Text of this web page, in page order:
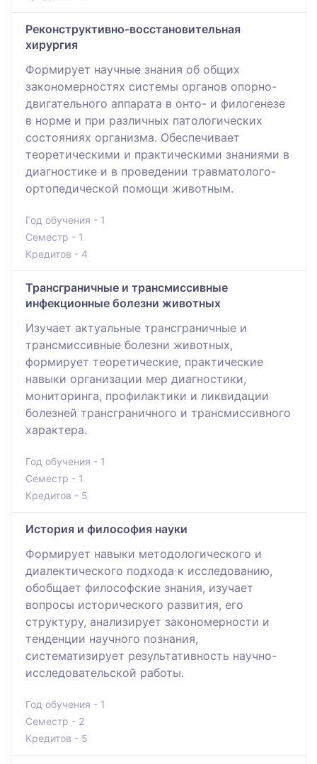
Реконструктивно-восстановительная
хирургия
Формирует научные знания об общих
закономерностях системы органов опорно-
двигательного аппарата в онто- и филогенезе
в норме и при различных патологических
состояниях организма. Обеспечивает
теоретическими и практическими знаниями в
диагностике и в проведении травматолого-
ортопедической помощи животным.
Год обучения - 1
Семестр - 1
Кредитов - 4
Трансграничные и трансмиссивные
инфекционные болезни животных
Изучает актуальные трансграничные и
трансмиссивные болезни животных,
формирует теоретические, практические
навыки организации мер диагностики,
мониторинга, профилактики и ликвидации
болезней трансграничного и трансмиссивного
характера.
Год обучения - 1
Семестр - 1
Кредитов - 5
История и философия науки
Формирует навыки методологического и
диалектического подхода к исследованию,
обобщает философские знания, изучает
вопросы исторического развития, его
структуру, анализирует закономерности и
тенденции научного познания,
систематизирует результативность научно-
исследовательской работы.
Год обучения - 1
Семестр - 2
Кредитов - 5